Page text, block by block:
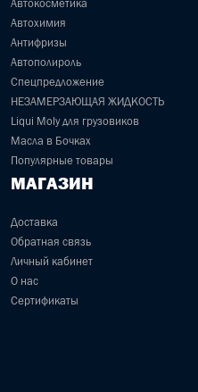
Автокосметика
Автохимия
Антифризы
Автополироль
Спецпредложение
НЕЗАМЕРЗАЮЩАЯ ЖИДКОСТЬ
Liqui Moly для грузовиков
Масла в Бочках
Популярные товары
МАГАЗИН
Доставка
Обратная связь
Личный кабинет
О нас
Сертификаты